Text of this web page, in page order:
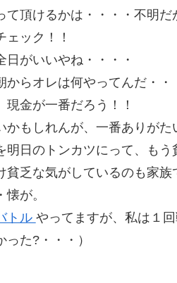
て頂けるかは・・・・不明だ
ック！！
日がいいやね・・・・
からオレは何やってんだ・・
金が一番だろう！！
かもしれんが、一番ありがた
明日のトンカツにって、もう
貧乏な気がしているのも家族
が。
トル やってますが、私は１
った?・・・）